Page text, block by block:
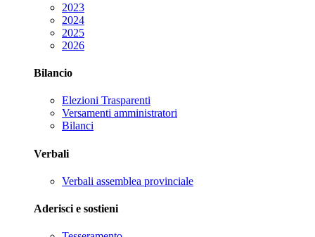
2023
2024
2025
2026
Bilancio
Elezioni Trasparenti
Versamenti amministratori
Bilanci
Verbali
Verbali assemblea provinciale
Aderisci e sostieni